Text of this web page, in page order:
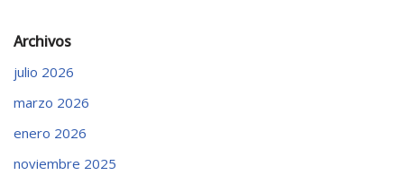
Archivos
julio 2026
marzo 2026
enero 2026
noviembre 2025